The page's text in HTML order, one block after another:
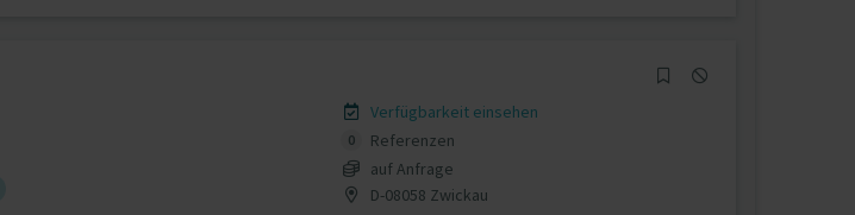
Verfügbarkeit einsehen
0
Referenzen
auf Anfrage
D-08058 Zwickau